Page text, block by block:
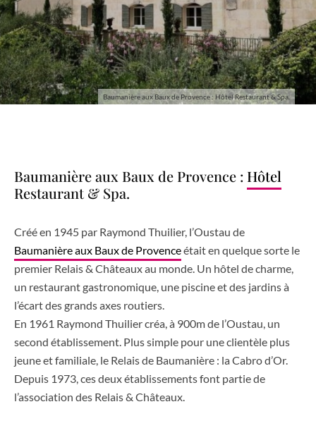
Baumanière aux Baux de Provence : Hôtel Restaurant & Spa.
Baumanière aux Baux de Provence : Hôtel
Restaurant & Spa.
Créé en 1945 par Raymond Thuilier, l’Oustau de
Baumanière aux Baux de Provenceétait en quelque sorte le
premier Relais & Châteaux au monde. Un hôtel de charme,
un restaurant gastronomique, une piscine et des jardins à
l’écart des grands axes routiers.
En 1961 Raymond Thuilier créa, à 900m de l’Oustau, un
second établissement. Plus simple pour une clientèle plus
jeune et familiale, le Relais de Baumanière : la Cabro d’Or.
Depuis 1973, ces deux établissements font partie de
l’association des Relais & Châteaux.